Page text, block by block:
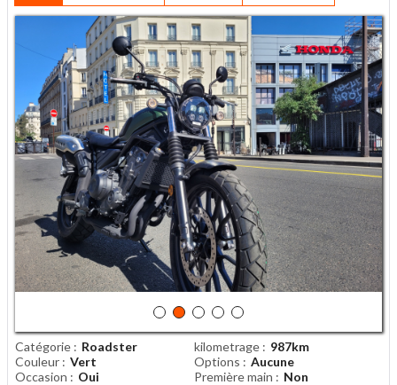
Catégorie Roadster kilometrage
987km
Couleur
Vert Options
Aucune
Occasion
Oui Première main
Non